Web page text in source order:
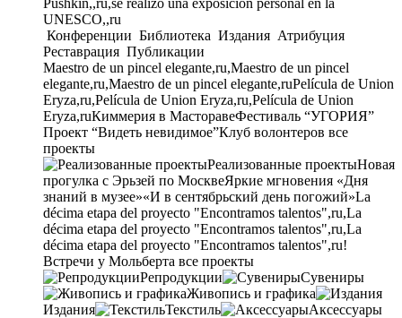
Pushkin,,ru,se realizó una exposición personal en la
UNESCO,,ru
Конференции Библиотека Издания Атрибуция
Реставрация Публикации
Maestro de un pincel elegante,ru,Maestro de un pincel
elegante,ru,Maestro de un pincel elegante,ruPelícula de Union
Eryza,ru,Película de Union Eryza,ru,Película de Union
Eryza,ruКиммерия в МасторавеФестиваль “УГОРИЯ”
Проект “Видеть невидимое”Клуб волонтеров все
проекты
Реализованные проектыНовая
прогулка с Эрьзей по МосквеЯркие мгновения «Дня
знаний в музее»«И в сентябрьский день погожий»La
décima etapa del proyecto "Encontramos talentos",ru,La
décima etapa del proyecto "Encontramos talentos",ru,La
décima etapa del proyecto "Encontramos talentos",ru!
Встречи у Мольберта все проекты
Репродукции
Сувениры
Живопись и графика
Издания
Текстиль Аксессуары